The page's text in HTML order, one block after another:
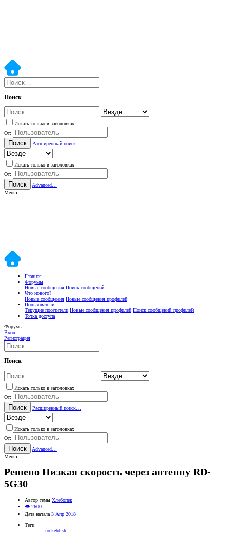
Поиск
Искать только в заголовках
От:
Поиск Расширенный поиск…
Искать только в заголовках
От:
Поиск
Advanced…
Меню
Главная
Форумы
Новые сообщения Поиск сообщений
Что нового?
Новые сообщения Новые сообщения профилей
Пользователи
Текущие посетители Новые сообщения профилей Поиск сообщений профилей
Точка доступа
Форумы
Вход
Регистрация
Поиск
Искать только в заголовках
От:
Поиск Расширенный поиск…
Искать только в заголовках
От:
Поиск
Advanced…
Меню
Решено Низкая скорость через антенну RD-
5G30
Автор темы Хлебопек
👁 2600
Дата начала 3 Апр 2018
Теги
rocketdish